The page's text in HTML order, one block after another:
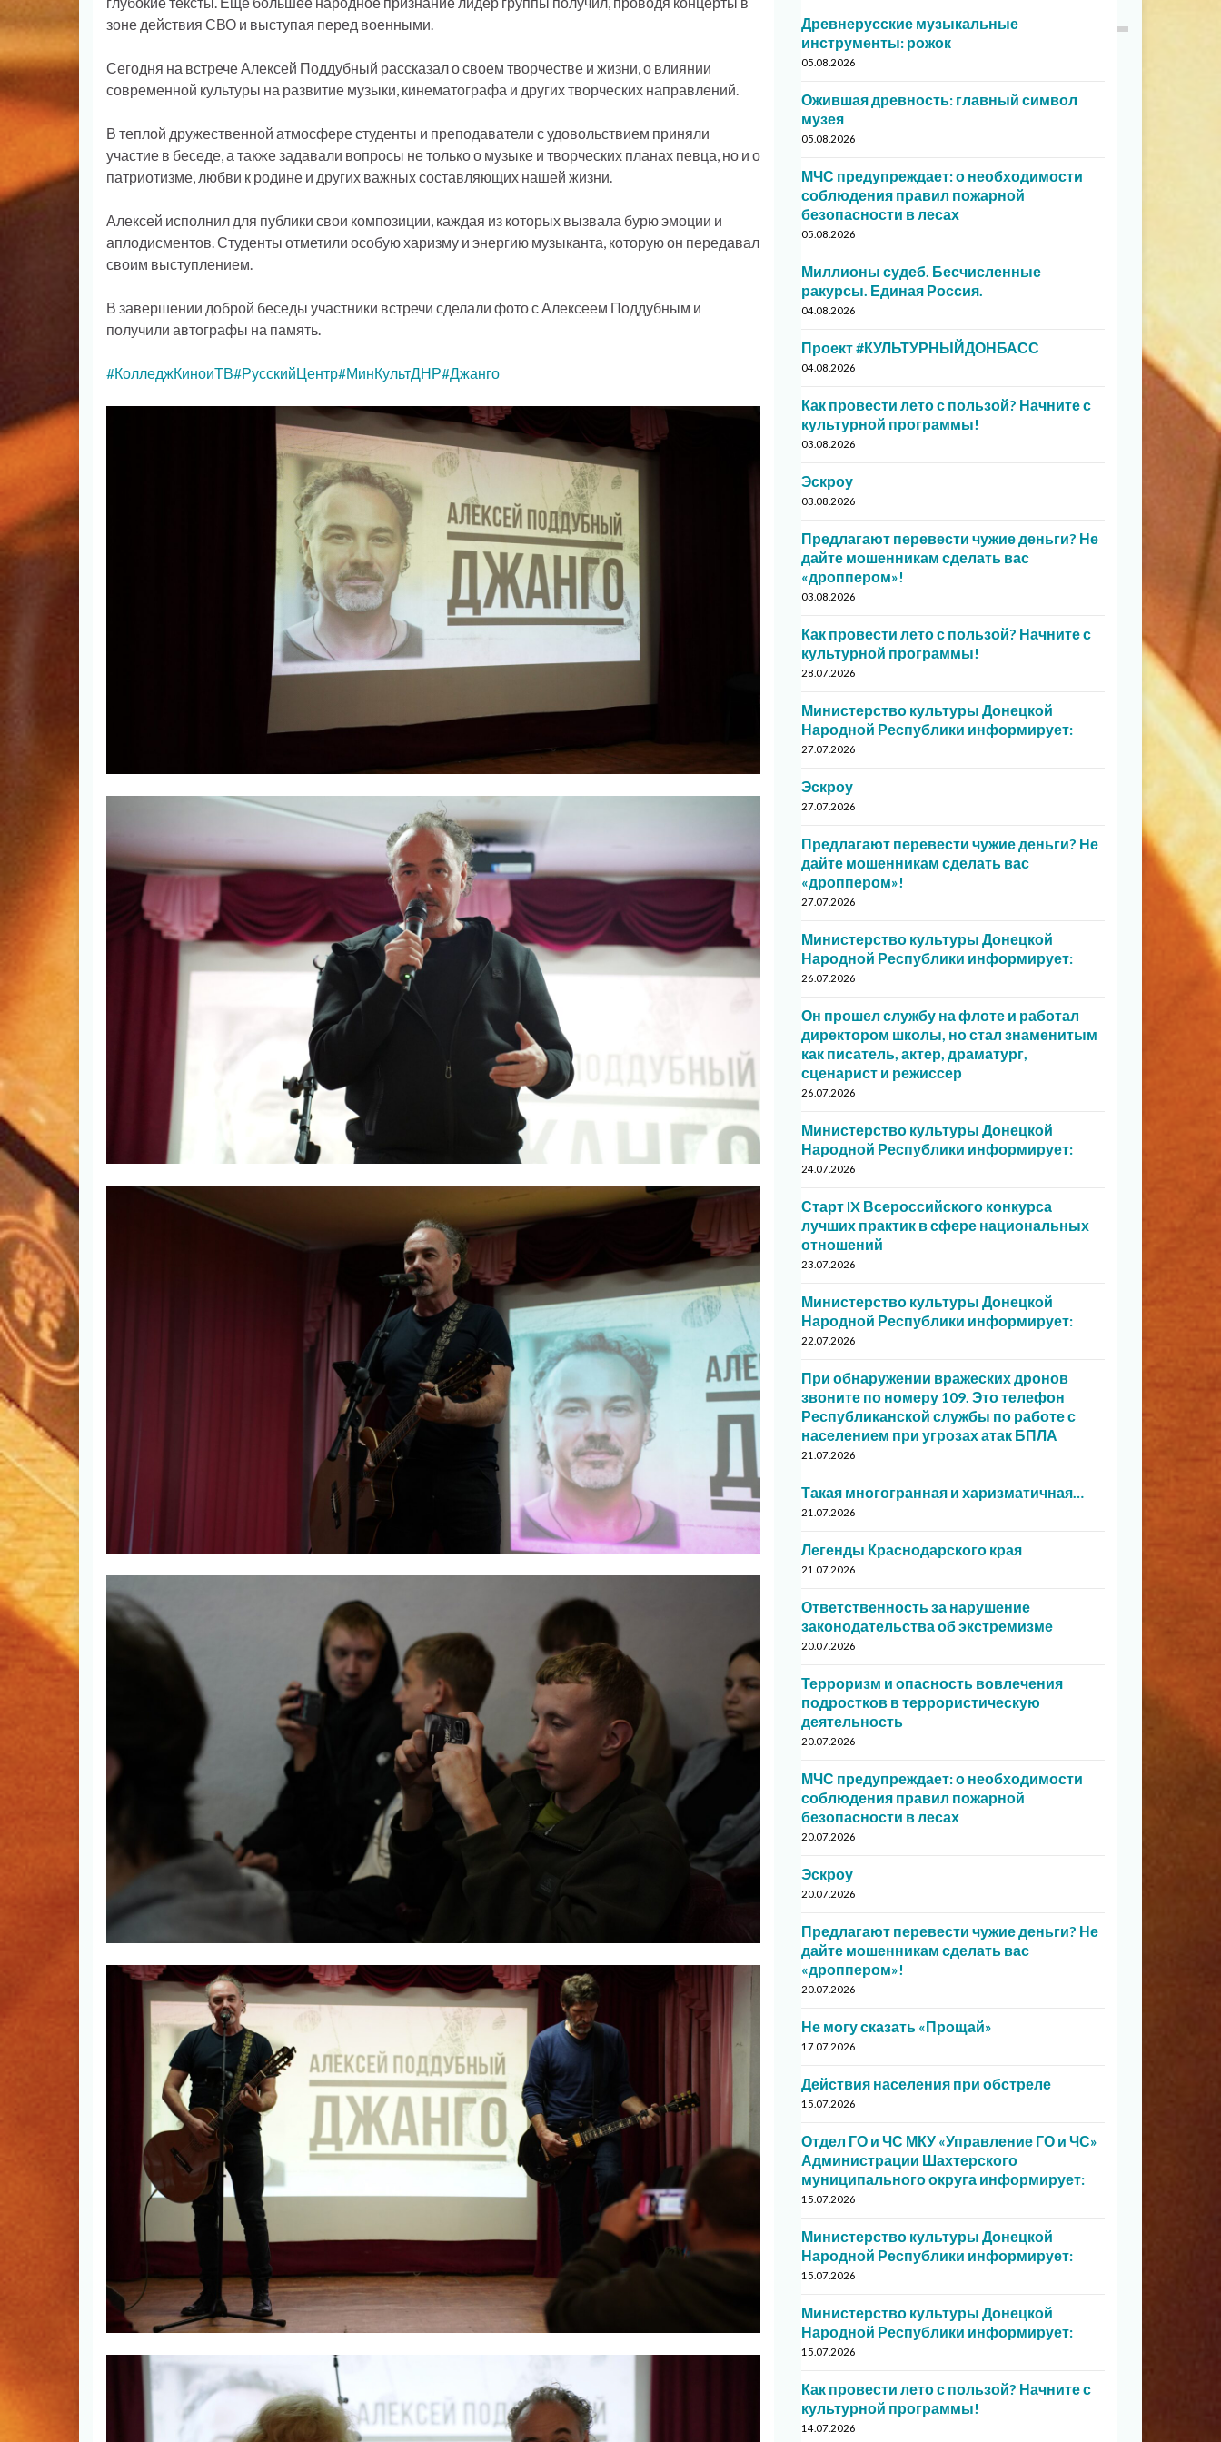
зоне действия СВО и выступая перед военными.
Сегодня на встрече Алексей Поддубный рассказал о своем творчестве и жизни, о влиянии
современной культуры на развитие музыки, кинематографа и других творческих направлений.
В теплой дружественной атмосфере студенты и преподаватели с удовольствием приняли
участие в беседе, а также задавали вопросы не только о музыке и творческих планах певца, но и о
патриотизме, любви к родине и других важных составляющих нашей жизни.
Алексей исполнил для публики свои композиции, каждая из которых вызвала бурю эмоции и
аплодисментов. Студенты отметили особую харизму и энергию музыканта, которую он передавал
своим выступлением.
В завершении доброй беседы участники встречи сделали фото с Алексеем Поддубным и
получили автографы на память.
#КолледжКиноиТВ#РусскийЦентр#МинКультДНР#Джанго
Древнерусские музыкальные
инструменты: рожок
05.08.2026
Ожившая древность: главный символ
музея
05.08.2026
МЧС предупреждает: о необходимости
соблюдения правил пожарной
безопасности в лесах
05.08.2026
Миллионы судеб. Бесчисленные
ракурсы. Единая Россия.
04.08.2026
Проект #КУЛЬТУРНЫЙДОНБАСС
04.08.2026
Как провести лето с пользой? Начните с
культурной программы!
03.08.2026
Эскроу
03.08.2026
Предлагают перевести чужие деньги? Не
дайте мошенникам сделать вас
«дроппером»!
03.08.2026
Как провести лето с пользой? Начните с
культурной программы!
28.07.2026
Министерство культуры Донецкой
Народной Республики информирует:
27.07.2026
Эскроу
27.07.2026
Предлагают перевести чужие деньги? Не
дайте мошенникам сделать вас
«дроппером»!
27.07.2026
Министерство культуры Донецкой
Народной Республики информирует:
26.07.2026
Он прошел службу на флоте и работал
директором школы, но стал знаменитым
как писатель, актер, драматург,
сценарист и режиссер
26.07.2026
Министерство культуры Донецкой
Народной Республики информирует:
24.07.2026
Старт IX Всероссийского конкурса
лучших практик в сфере национальных
отношений
23.07.2026
Министерство культуры Донецкой
Народной Республики информирует:
22.07.2026
При обнаружении вражеских дронов
звоните по номеру 109. Это телефон
Республиканской службы по работе с
населением при угрозах атак БПЛА
21.07.2026
Такая многогранная и харизматичная…
21.07.2026
Легенды Краснодарского края
21.07.2026
Ответственность за нарушение
законодательства об экстремизме
20.07.2026
Терроризм и опасность вовлечения
подростков в террористическую
деятельность
20.07.2026
МЧС предупреждает: о необходимости
соблюдения правил пожарной
безопасности в лесах
20.07.2026
Эскроу
20.07.2026
Предлагают перевести чужие деньги? Не
дайте мошенникам сделать вас
«дроппером»!
20.07.2026
Не могу сказать «Прощай»
17.07.2026
Действия населения при обстреле
15.07.2026
Отдел ГО и ЧС МКУ «Управление ГО и ЧС»
Администрации Шахтерского
муниципального округа информирует:
15.07.2026
Министерство культуры Донецкой
Народной Республики информирует:
15.07.2026
Министерство культуры Донецкой
Народной Республики информирует:
15.07.2026
Как провести лето с пользой? Начните с
культурной программы!
14.07.2026